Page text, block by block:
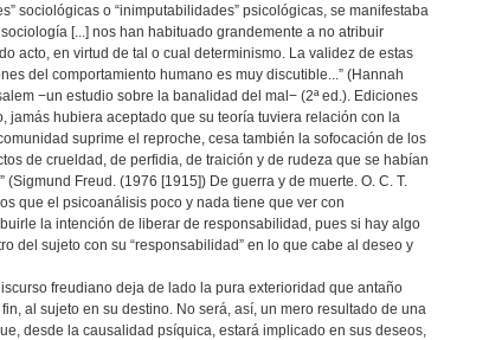
sociológicas o “inimputabilidades” psicológicas, se manifestaba
[...] nos han habituado grandemente a no atribuir
acto, en virtud de tal o cual determinismo. La validez de estas
del comportamiento humano es muy discutible...” (Hannah
−un estudio sobre la banalidad del mal− (2ª ed.). Ediciones
jamás hubiera aceptado que su teoría tuviera relación con la
suprime el reproche, cesa también la sofocación de los
de crueldad, de perfidia, de traición y de rudeza que se habían
Freud. (1976 [1915]) De guerra y de muerte. O. C. T.
que el psicoanálisis poco y nada tiene que ver con
la intención de liberar de responsabilidad, pues si hay algo
del sujeto con su “responsabilidad” en lo que cabe al deseo y
freudiano deja de lado la pura exterioridad que antaño
al sujeto en su destino. No será, así, un mero resultado de una
desde la causalidad psíquica, estará implicado en sus deseos,